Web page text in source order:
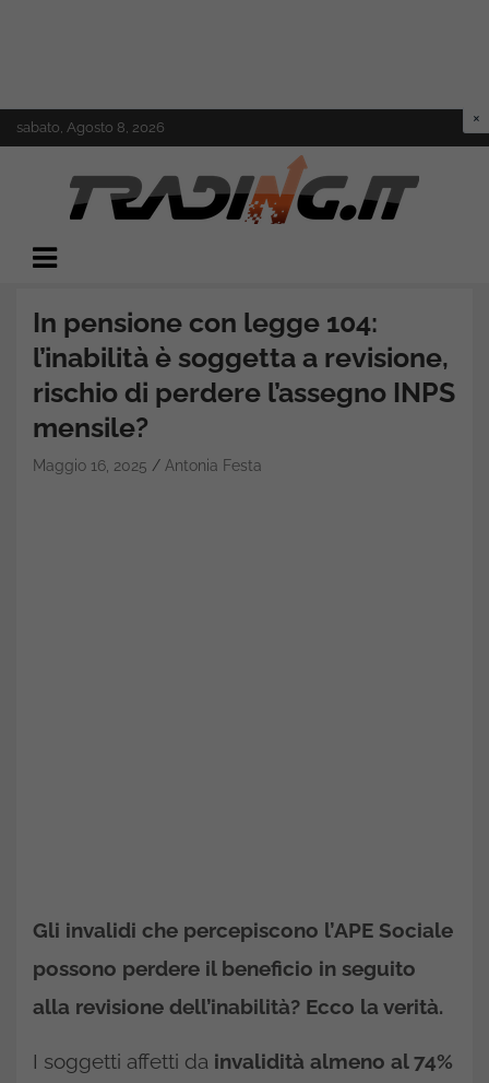
to
sabato, Agosto 8, 2026
Trading.it
In pensione con legge 104:
l’inabilità è soggetta a revisione,
rischio di perdere l’assegno INPS
mensile?
Maggio 16, 2025 Antonia Festa
Gli invalidi che percepiscono l’APE Sociale
possono perdere il beneficio in seguito
alla revisione dell’inabilità? Ecco la verità.
I soggetti affetti da invalidità almeno al 74%